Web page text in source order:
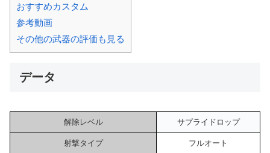
おすすめカスタム
参考動画
その他の武器の評価も見る
データ
解除レベル サプライドロップ
射撃タイプ フルオート